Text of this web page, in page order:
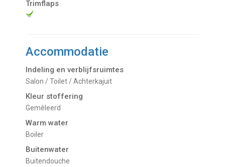
Trimflaps
Accommodatie
Indeling en verblijfsruimtes
Salon / Toilet / Achterkajuit
Kleur stoffering
Gemêleerd
Warm water
Boiler
Buitenwater
buitendouche